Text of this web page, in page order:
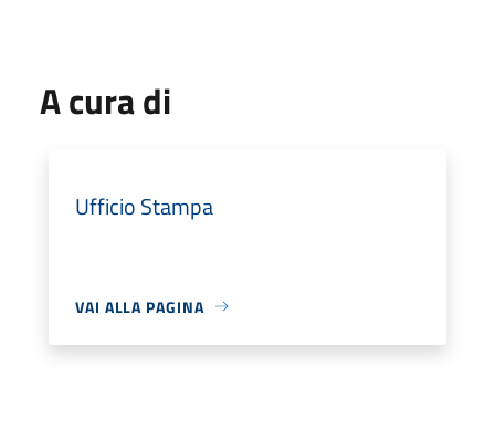
A cura di
Ufficio Stampa
VAI ALLA PAGINA